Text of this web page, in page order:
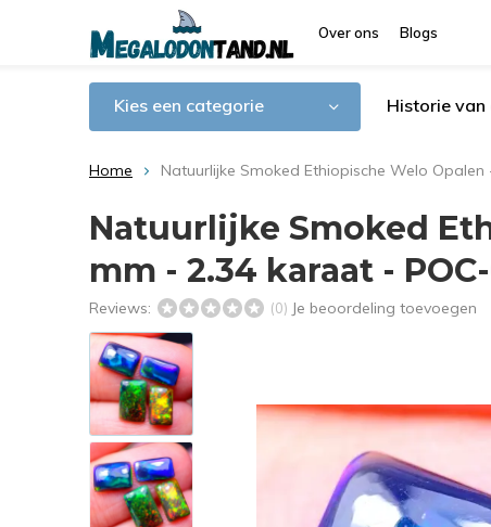
Over ons Blogs
Kies een categorie Historie van
Home Natuurlijke Smoked Ethiopische Welo
Natuurlijke Smoked
mm - 2.34 karaat -
Reviews: (0) Je beoordeling toevoegen